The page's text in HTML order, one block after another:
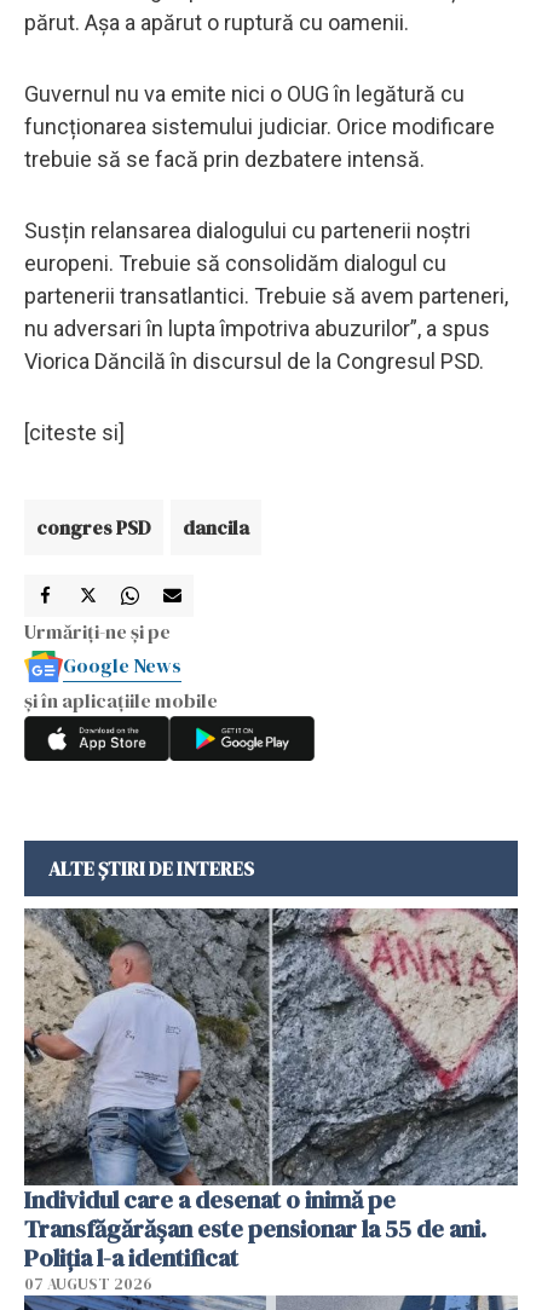
părut. Așa a apărut o ruptură cu oamenii.
Guvernul nu va emite nici o OUG în legătură cu
funcționarea sistemului judiciar. Orice modificare
trebuie să se facă prin dezbatere intensă.
Susțin relansarea dialogului cu partenerii noștri
europeni. Trebuie să consolidăm dialogul cu
partenerii transatlantici. Trebuie să avem parteneri,
nu adversari în lupta împotriva abuzurilor”, a spus
Viorica Dăncilă în discursul de la Congresul PSD.
[citeste si]
congres PSD dancila
Urmăriți-ne și pe
Google News
și în aplicațiile mobile
ALTE ȘTIRI DE INTERES
Individul care a desenat o inimă pe
Transfăgărășan este pensionar la 55 de ani.
Poliția l-a identificat
07 AUGUST 2026